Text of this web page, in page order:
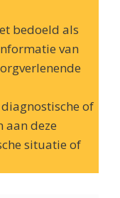
bedoeld als
van
of
aan deze
situatie of